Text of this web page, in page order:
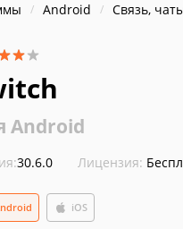
Android Связь,
Android
30.6.0 Лицензия:
iOS